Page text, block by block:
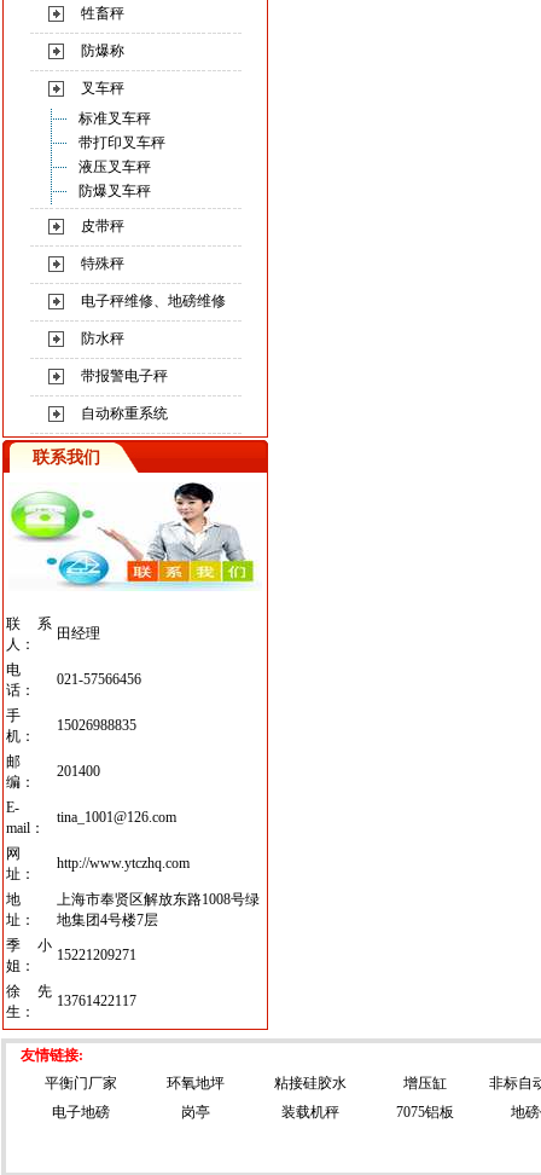
牲畜秤
防爆称
叉车秤
标准叉车秤
带打印叉车秤
液压叉车秤
防爆叉车秤
皮带秤
特殊秤
电子秤维修、地磅维修
防水秤
带报警电子秤
自动称重系统
联系我们
联系
人：
田经理
电
话：
021-57566456
手
机：
15026988835
邮
编：
201400
E-
mail：
tina_1001@126.com
网
址：
http://www.ytczhq.com
地
址：
上海市奉贤区解放东路1008号绿
地集团4号楼7层
季小
姐：
15221209271
徐先
生：
13761422117
友情链接:
平衡门厂家
环氧地坪 粘接硅胶水 增压缸
非标自
电子地磅
岗亭 装载机秤 7075铝板 地